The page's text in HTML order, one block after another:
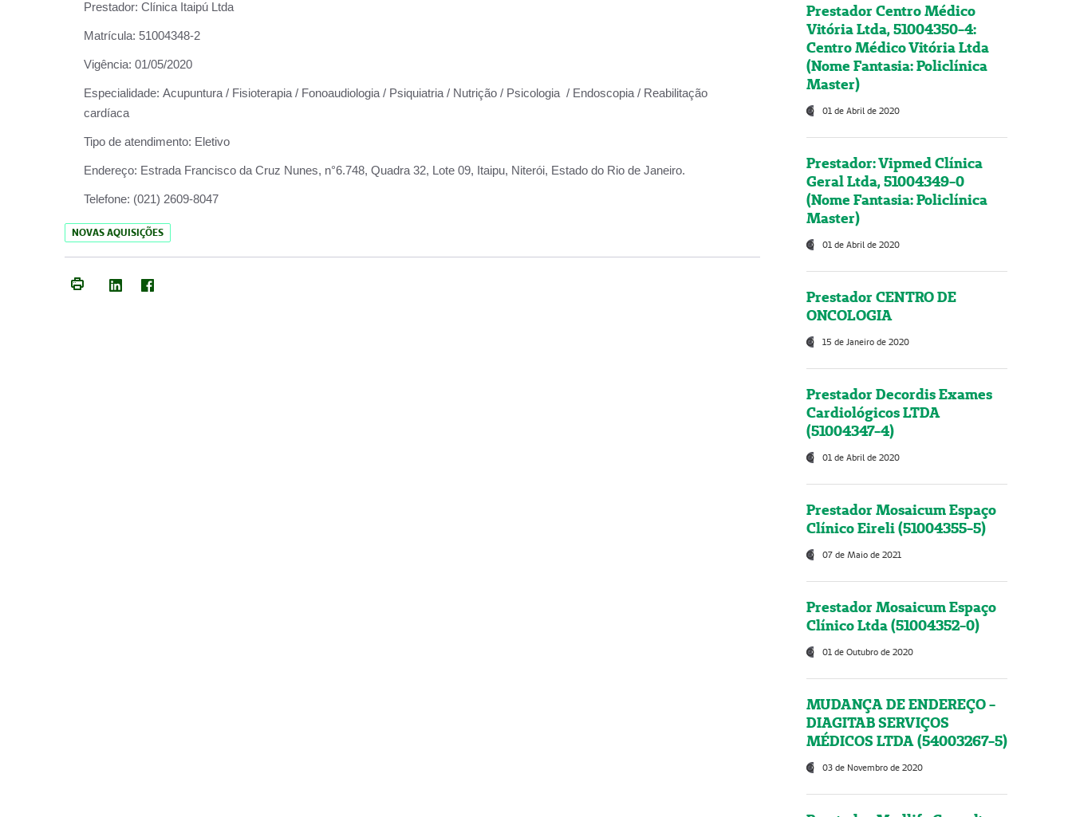
Prestador: Clínica Itaipú Ltda
Matrícula: 51004348-2
Vigência: 01/05/2020
Especialidade: Acupuntura / Fisioterapia / Fonoaudiologia / Psiquiatria / Nutrição / Psicologia / Endoscopia / Reabilitação
cardíaca
Tipo de atendimento: Eletivo
Endereço: Estrada Francisco da Cruz Nunes, n°6.748, Quadra 32, Lote 09, Itaipu, Niterói, Estado do Rio de Janeiro.
Telefone: (021) 2609-8047
NOVAS AQUISIÇÕES
Prestador Centro Médico
Vitória Ltda, 51004350-4:
Centro Médico Vitória Ltda
(Nome Fantasia: Policlínica
Master)
01 de Abril de 2020
Prestador: Vipmed Clínica
Geral Ltda, 51004349-0
(Nome Fantasia: Policlínica
Master)
01 de Abril de 2020
Prestador CENTRO DE
ONCOLOGIA
15 de Janeiro de 2020
Prestador Decordis Exames
Cardiológicos LTDA
(51004347-4)
01 de Abril de 2020
Prestador Mosaicum Espaço
Clínico Eireli (51004355-5)
07 de Maio de 2021
Prestador Mosaicum Espaço
Clínico Ltda (51004352-0)
01 de Outubro de 2020
MUDANÇA DE ENDEREÇO -
DIAGITAB SERVIÇOS
MÉDICOS LTDA (54003267-5)
03 de Novembro de 2020